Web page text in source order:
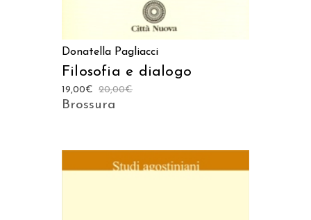
Donatella Pagliacci
Filosofia e dialogo
20,00€
19,00€
Brossura